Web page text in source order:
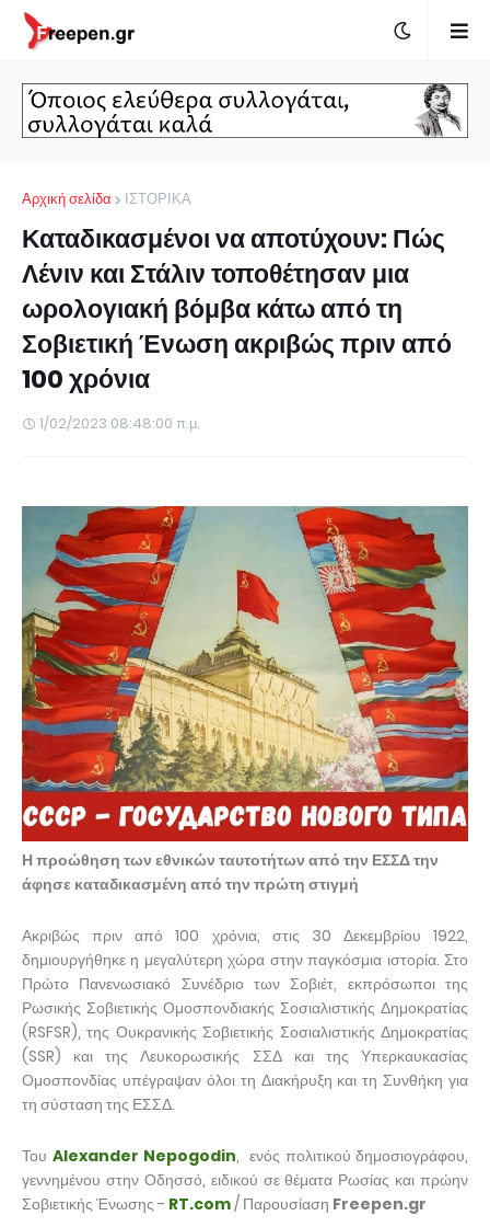
Αρχική σελίδα ΙΣΤΟΡΙΚΑ
Καταδικασμένοι να αποτύχουν: Πώς
Λένιν και Στάλιν τοποθέτησαν μια
ωρολογιακή βόμβα κάτω από τη
Σοβιετική Ένωση ακριβώς πριν από
100 χρόνια
1/02/2023 08:48:00 π.μ.
Η προώθηση των εθνικών ταυτοτήτων από την ΕΣΣΔ την
άφησε καταδικασμένη από την πρώτη στιγμή
Ακριβώς πριν από 100 χρόνια, στις 30 Δεκεμβρίου 1922,
δημιουργήθηκε η μεγαλύτερη χώρα στην παγκόσμια ιστορία. Στο
Πρώτο Πανενωσιακό Συνέδριο των Σοβιέτ, εκπρόσωποι της
Ρωσικής Σοβιετικής Ομοσπονδιακής Σοσιαλιστικής Δημοκρατίας
(RSFSR), της Ουκρανικής Σοβιετικής Σοσιαλιστικής Δημοκρατίας
(SSR) και της Λευκορωσικής ΣΣΔ και της Υπερκαυκασίας
Ομοσπονδίας υπέγραψαν όλοι τη Διακήρυξη και τη Συνθήκη για
τη σύσταση της ΕΣΣΔ.
Του Alexander Nepogodin, ενός πολιτικού δημοσιογράφου,
γεννημένου στην Οδησσό, ειδικού σε θέματα Ρωσίας και πρώην
Σοβιετικής Ένωσης - RT.com/ Παρουσίαση Freepen.gr